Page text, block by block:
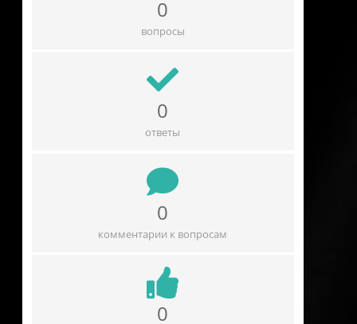
0
вопросы
0
ответы
0
комментарии к вопросам
0